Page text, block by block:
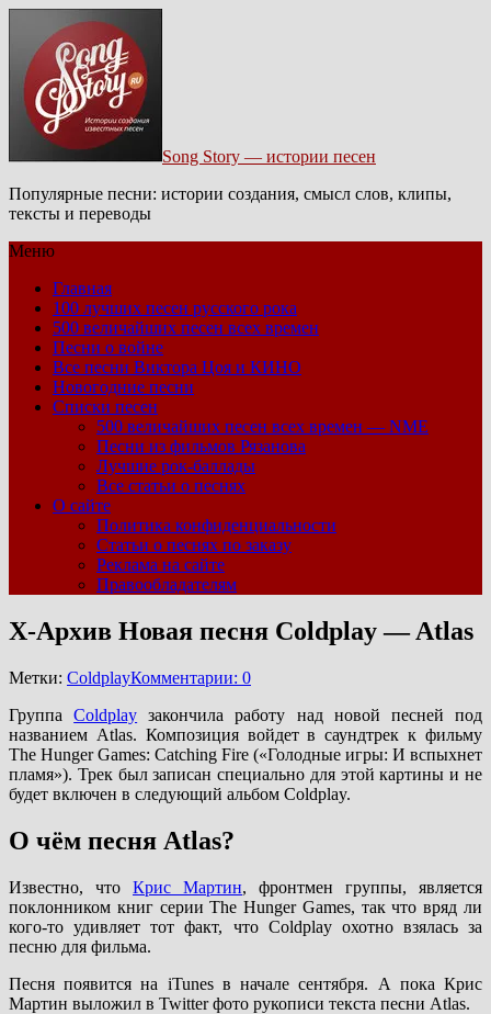
Song Story — истории песен
Популярные песни: истории создания, смысл слов, клипы,
тексты и переводы
Меню
Главная
100 лучших песен русского рока
500 величайших песен всех времен
Песни о войне
Все песни Виктора Цоя и КИНО
Новогодние песни
Списки песен
500 величайших песен всех времен — NME
Песни из фильмов Рязанова
Лучшие рок-баллады
Все статьи о песнях
О сайте
Политика конфиденциальности
Статьи о песнях по заказу
Реклама на сайте
Правообладателям
Х-Архив Новая песня Coldplay — Atlas
Метки: ColdplayКомментарии: 0
ГруппаColdplay закончила работу над новой песней под
названием Atlas. Композиция войдет в саундтрек к фильму
The Hunger Games: Catching Fire («Голодные игры: И вспыхнет
пламя»). Трек был записан специально для этой картины и не
будет включен в следующий альбом Coldplay.
О чём песня Atlas?
Известно, что Крис Мартин, фронтмен группы, является
поклонником книг серии The Hunger Games, так что вряд ли
кого-то удивляет тот факт, что Coldplay охотно взялась за
песню для фильма.
Песня появится на iTunes в начале сентября. А пока Крис
Мартин выложил в Twitter фото рукописи текста песни Atlas.